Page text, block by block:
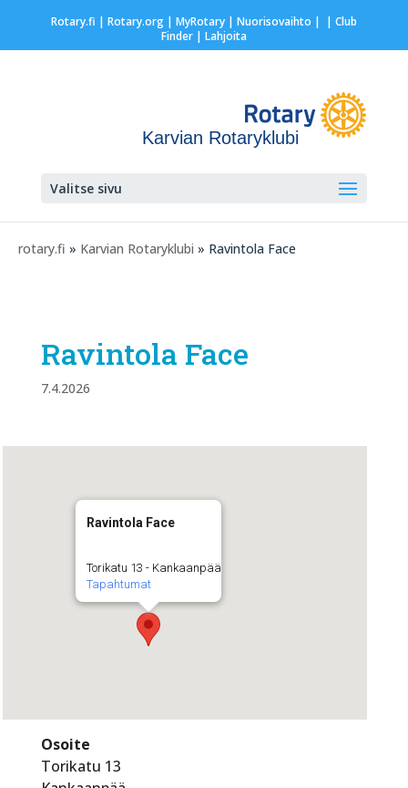
Rotary.fi | Rotary.org| MyRotary | Nuorisovaihto | | Club
Finder| Lahjoita
Karvian Rotaryklubi
Valitse sivu
rotary.fi » Karvian Rotaryklubi » Ravintola Face
Ravintola Face
7.4.2026
Ravintola Face
Torikatu 13 - Kankaanpää
Tapahtumat
Osoite
Torikatu 13